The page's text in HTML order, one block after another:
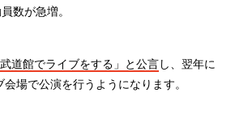
数が急増。
武道館でライブをする」と公言し、翌年に
場で公演を行うようになります。